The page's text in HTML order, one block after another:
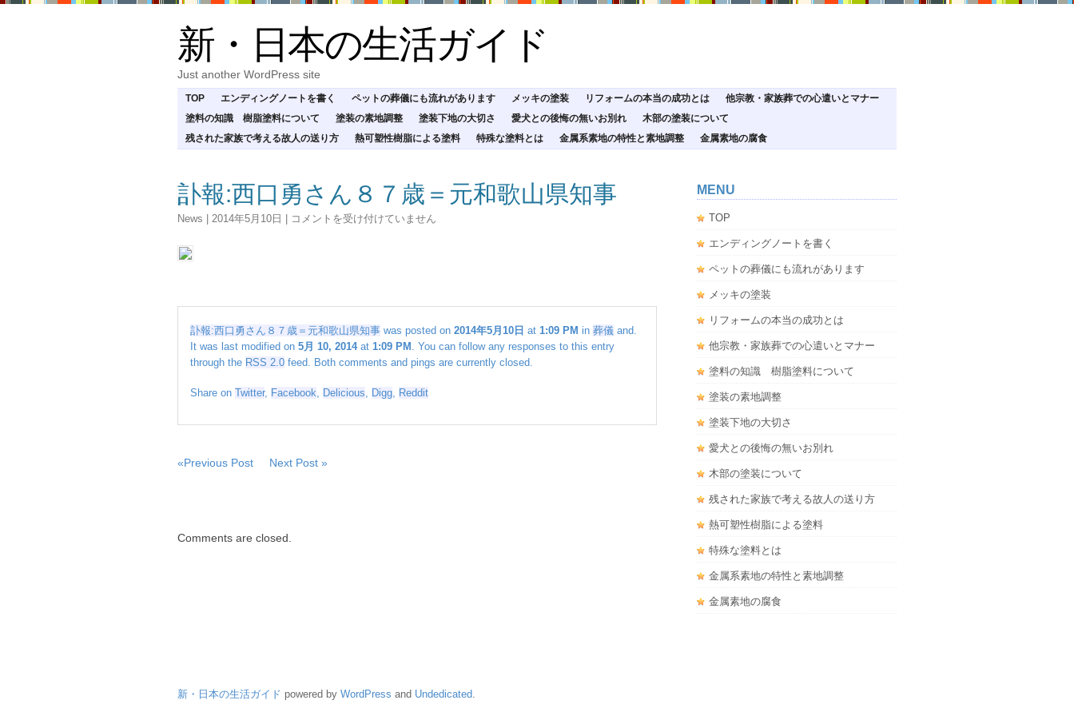
新・日本の生活ガイド
Just another WordPress site
TOP エンディングノートを書く ペットの葬儀にも流れがあります メッキの塗装 リフォームの本当の成功とは
他宗教・家族葬での心遣いとマナー
塗料の知識 樹脂塗料について
塗装の素地調整 塗装下地の大切さ 愛犬との後悔の無いお別れ
木部の塗装について
残された家族で考える故人の送り方
熱可塑性樹脂による塗料 特殊な塗料とは 金属系素地の特性と素地調整 金属素地の腐食
訃報:西口勇さん８７歳＝元和歌山県知事
News 2014年5月10日
訃
８
７
歳
元
歌
県
コメントを受け付けていません
訃報:西口勇さん８７歳＝元和歌山県知事 was posted on 2014年5月10日 at 1:09 PM in 葬儀 and.
It was last modified on 5月 10, 2014at 1:09 PM . You can follow any responses to this entry
through the RSS 2.0 feed. Both comments and pings are currently closed.
Share on Twitter, Facebook, Delicious, Digg, Reddit
«Previous Post Next Post »
Comments are closed.
MENU
TOP
エンディングノートを書く
ペットの葬儀にも流れがあります
メッキの塗装
リフォームの本当の成功とは
他宗教・家族葬での心遣いとマナー
塗料の知識 樹脂塗料について
塗装の素地調整
塗装下地の大切さ
愛犬との後悔の無いお別れ
木部の塗装について
残された家族で考える故人の送り方
熱可塑性樹脂による塗料
特殊な塗料とは
金属系素地の特性と素地調整
金属素地の腐食
新・日本の生活ガイド powered by WordPress and Undedicated.